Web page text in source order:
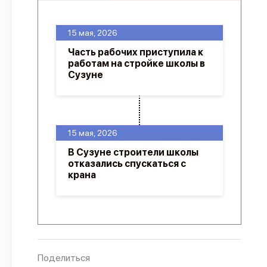
Политика конфиденциальности
15 мая, 2026
В Сузуне строители школы
отказались спускаться с
крана
15 мая, 2026
Часть рабочих приступила к
работам на стройке школы в
Сузуне
Поделиться